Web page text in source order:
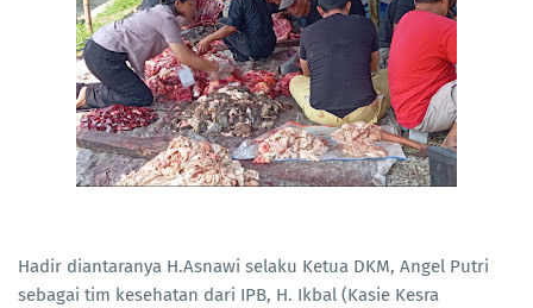
Hadir diantaranya H.Asnawi selaku Ketua DKM, Angel Putri
sebagai tim kesehatan dari IPB, H. Ikbal (Kasie Kesra